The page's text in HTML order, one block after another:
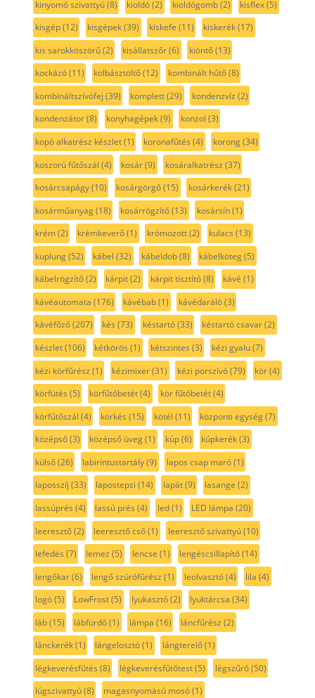
kinyomó szivattyú(8) kioldó(2) kioldógomb(2) kisflex(5)
kisgép(12) kisgépek(39) kiskefe (11) kiskerék(17)
kis sarokköszörű(2) kisállatszőr(6) kiöntő(13)
kockázó(11) kolbásztöltő(12) kombinált hűtő(8)
kombináltszívófej (39) komplett(29) kondenzvíz (2)
kondenzátor(8) konyhagépek(9) konzol (3)
kopó alkatrész készlet(1) koronafűtés (4) korong(34)
koszorú fűtőszál (4) kosár(9) kosáralkatrész (37)
kosárcsapágy(10) kosárgörgő(15) kosárkerék(21)
kosárműanyag(18) kosárrögzítő(13) kosársín(1)
krém(2) krémkeverő(1) krómozott(2) kulacs (13)
kuplung(52) kábel (32) kábeldob(8) kábelköteg(5)
kábelrögzítő(2) kárpit(2) kárpit tisztító(8) kávé (1)
kávéautomata (176) kávébab(1) kávédaráló(3)
kávéfőző(207) kés (73) késtartó(33) késtartó csavar(2)
készlet(106) kétkörös (1) kétszintes (3) kézi gyalu(7)
kézi körfűrész (1) kézimixer(31) kézi porszívó(79) kör(4)
körfütés (5) körfűtőbetét(4) kör fűtőbetét(4)
körfűtőszál (4) körkés (15) kötél (11) központi egység(7)
középső(3) középső üveg(1) kúp(6) kúpkerék(3)
külső(26) labirintustartály(9) lapos csap maró(1)
laposszíj (33) lapostepsi (14) lapát(9) lasange (2)
lassúprés (4) lassú prés (4) led(1) LED lámpa (20)
leeresztő(2) leeresztő cső(1) leeresztő szivattyú(10)
lefedés (7) lemez (5) lencse (1) lengéscsillapító(14)
lengőkar(6) lengő szúrófűrész (1) leolvasztó(4) lila (4)
logó(5) LowFrost(5) lyukasztó(2) lyuktárcsa (34)
láb(15) lábfürdő(1) lámpa (16) láncfűrész (2)
lánckerék(1) lángelosztó(1) lángterelő(1)
légkeverésfűtés (8) légkeverésfűtőtest(5) légszűrő(50)
lúgszivattyú(8) magasnyomású mosó(1)